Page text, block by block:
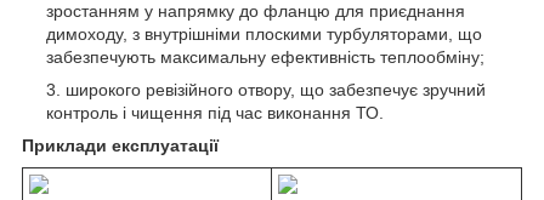
зростанням у напрямку до фланцю для приєднання
димоходу, з внутрішніми плоскими турбуляторами, що
забезпечують максимальну ефективність теплообміну;
широкого ревізійного отвору, що забезпечує зручний
контроль і чищення під час виконання ТО.
Приклади експлуатації